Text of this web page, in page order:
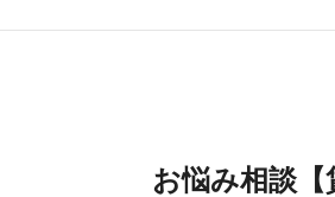
お悩み相談